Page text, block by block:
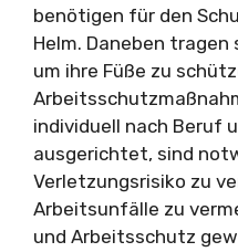
benötigen für den
Helm. Daneben
um ihre Füße zu
individuell nach Beruf
ausgerichtet, sind
Verletzungsrisiko zu
Arbeitsunfälle zu
und Arbeitsschutz